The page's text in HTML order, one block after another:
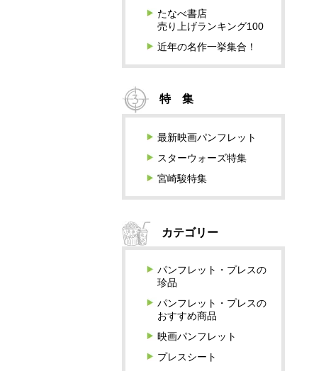
たなべ書店
売り上げランキング100
近年の名作一挙集合！
特 集
最新映画パンフレット
スターウォーズ特集
宮崎駿特集
カテゴリー
パンフレット・プレスの
珍品
パンフレット・プレスの
おすすめ商品
映画パンフレット
プレスシート